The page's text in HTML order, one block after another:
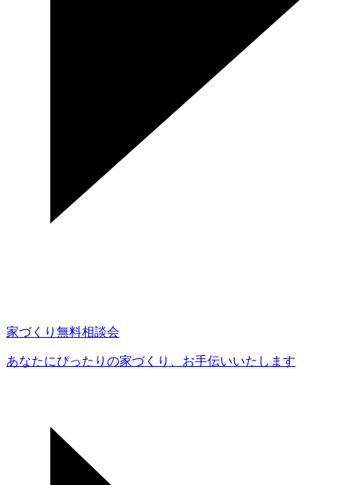
家づくり無料相談会
あなたにぴったりの家づくり、 お手伝いいたします